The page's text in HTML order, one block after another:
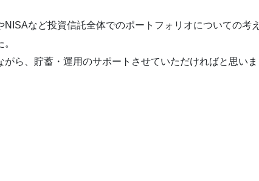
など投資信託全体でのポートフォリオについての考え
ら、貯蓄・運用のサポートさせていただければと思いま